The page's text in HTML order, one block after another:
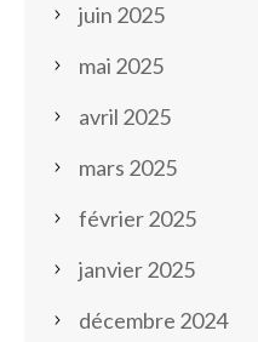
juin 2025
mai 2025
avril 2025
mars 2025
février 2025
janvier 2025
décembre 2024